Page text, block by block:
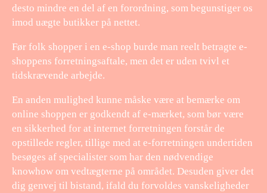
desto mindre en del af en forordning, som begunstiger os
imod uægte butikker på nettet.
Før folk shopper i en e-shop burde man reelt betragte e-
shoppens forretningsaftale, men det er uden tvivl et
tidskrævende arbejde.
En anden mulighed kunne måske være at bemærke om
online shoppen er godkendt af e-mærket, som bør være
en sikkerhed for at internet forretningen forstår de
opstillede regler, tillige med at e-forretningen undertiden
besøges af specialister som har den nødvendige
knowhow om vedtægterne på området. Desuden giver det
dig genvej til bistand, ifald du forvoldes vanskeligheder